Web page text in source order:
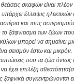
σκαφών είναι πλέον
έλλειψις
και τους
το ξάφνιασμα των ζώων
μπορεί να σημαίνει
σεισμόν έστω και
που τα ζώα όντως
έχει επιλέξη
συγκεντρώνονται